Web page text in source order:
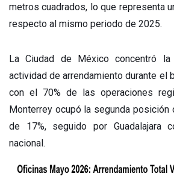
metros cuadrados, lo que representa
respecto al mismo periodo de 2025.
La Ciudad de México concentró
actividad de arrendamiento durante el
con el 70% de las operaciones
Monterrey ocupó la segunda posición
de 17%, seguido por Guadalajara
nacional.